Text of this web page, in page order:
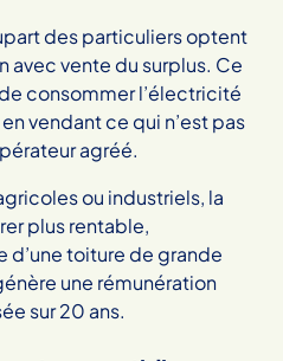
des particuliers optent
avec vente du surplus. Ce
consommer l’électricité
vendant ce qui n’est pas
agréé.
ou industriels, la
plus rentable,
d’une toiture de grande
une rémunération
sur 20 ans.